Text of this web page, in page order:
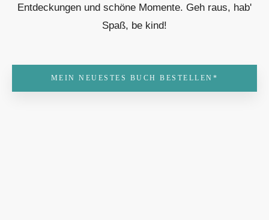
Entdeckungen und schöne Momente. Geh raus, hab'
Spaß, be kind!
MEIN NEUESTES BUCH BESTELLEN*